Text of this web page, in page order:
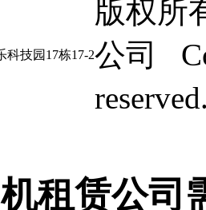
科技园17栋17-2
租赁公司
版权所
公司